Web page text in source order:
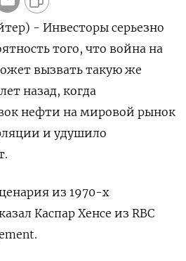
- Инвесторы серьезно
того, что война на
вызвать такую же
назад, когда
нефти на мировой рынок
и удушило
из 1970-х
Каспар Хенсе из RBC